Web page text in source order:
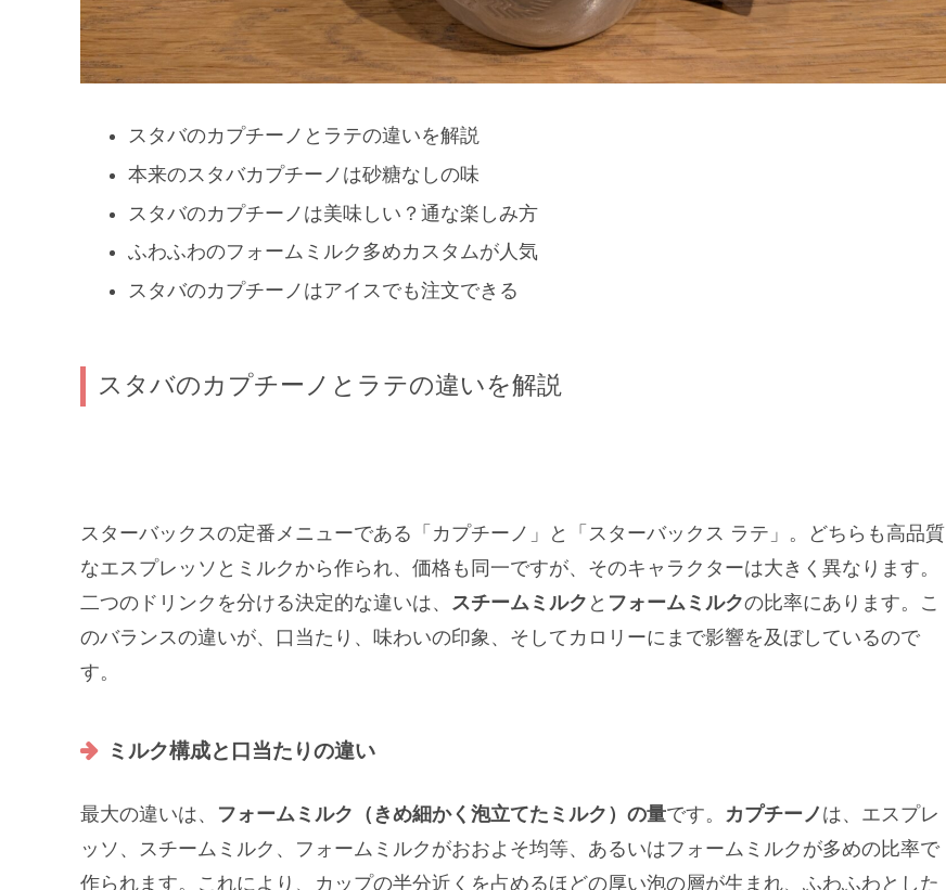
スタバのカプチーノとラテの違いを解説
本来のスタバカプチーノは砂糖なしの味
スタバのカプチーノは美味しい？通な楽しみ方
ふわふわのフォームミルク多めカスタムが人気
スタバのカプチーノはアイスでも注文できる
スタバのカプチーノとラテの違いを解説
スターバックスの定番メニューである「カプチーノ」と「スターバックス ラテ」。どちらも高品質
なエスプレッソとミルクから作られ、価格も同一ですが、そのキャラクターは大きく異なります。
二つのドリンクを分ける決定的な違いは、 スチームミルク と フォームミルクの比率にあります。こ
のバランスの違いが、口当たり、味わいの印象、そしてカロリーにまで影響を及ぼしているので
す。
ミルク構成と口当たりの違い
最大の違いは、 フォームミルク（きめ細かく泡立てたミルク）の量です。 カプチーノ は、エスプレ
ッソ、スチームミルク、フォームミルクがおおよそ均等、あるいはフォームミルクが多めの比率で
作られます。これにより、カップの半分近くを占めるほどの厚い泡の層が生まれ、ふわふわとした